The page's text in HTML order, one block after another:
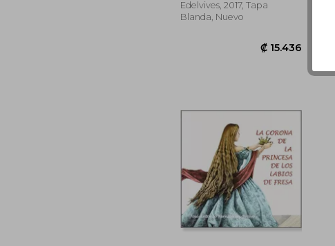
Edelvives, 2017, Tapa
Blanda, Nuevo
₡ 15.436